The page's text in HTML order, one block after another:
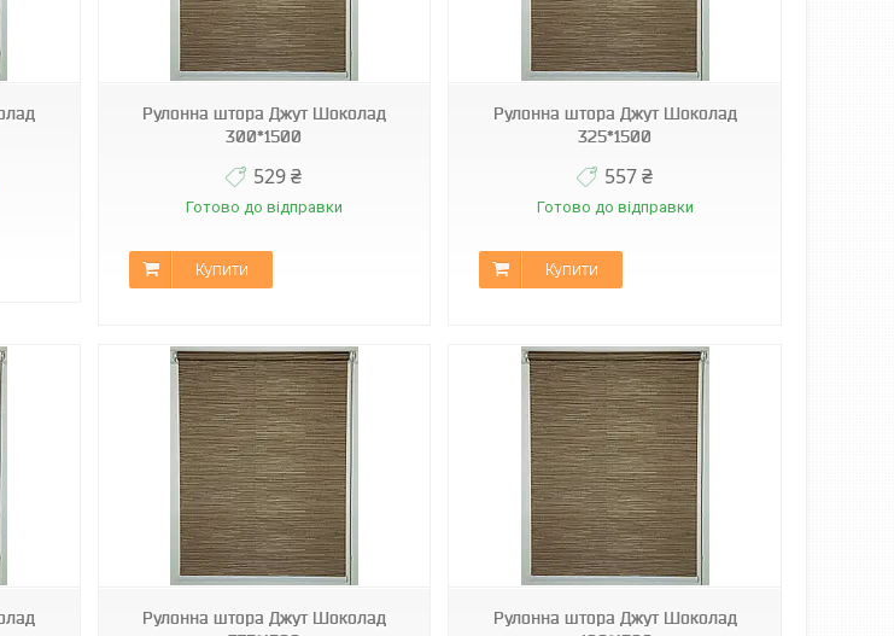
Рулонна штора Джут Шоколад
300*1500
529 ₴
Готово до відправки
Купити
А-512
Рулонна штора Джут Шоколад
325*1500
557 ₴
Готово до відправки
Купити
Рулонна штора Джут Шоколад
А-512
Рулонна штора Джут Шоколад